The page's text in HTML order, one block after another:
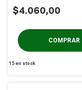
$4.060,00
15en stock